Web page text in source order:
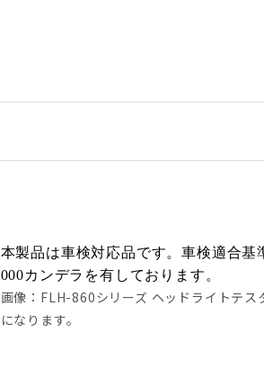
本製品は車検対応品です。車検適合基
000カンデラを有しております。
画像：FLH-860シリーズ ヘッドライトテ
になります。